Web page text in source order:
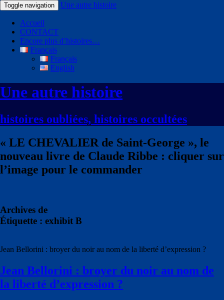
Toggle navigation Une autre histoire
Accueil
CONTACT
Encore plus d’histoires…
Français
Français
English
Une autre histoire
histoires oubliées, histoires occultées
« LE CHEVALIER de Saint-George », le
nouveau livre de Claude Ribbe : cliquer sur
l’image pour le commander
Archives de
Étiquette : exhibit B
Jean Bellorini : broyer du noir au nom de la liberté d’expression ?
Jean Bellorini : broyer du noir au nom de
la liberté d’expression ?